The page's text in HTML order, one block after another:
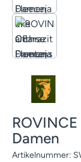
Damen
Artikelnummer: